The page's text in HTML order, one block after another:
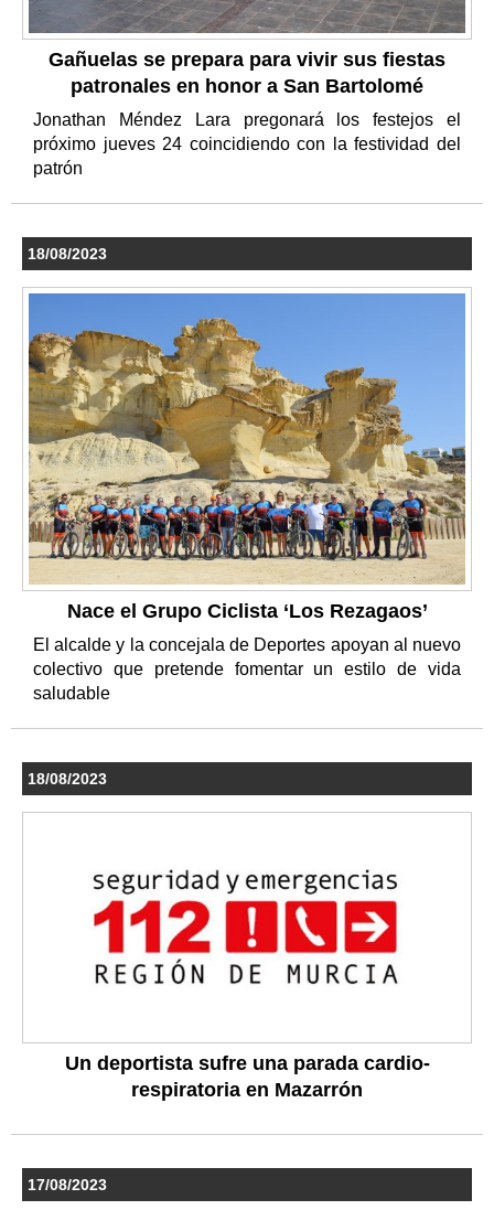
Gañuelas se prepara para vivir sus fiestas
patronales en honor a San Bartolomé
Jonathan Méndez Lara pregonará los festejos el
próximo jueves 24 coincidiendo con la festividad del
patrón
18/08/2023
Nace el Grupo Ciclista ‘Los Rezagaos’
El alcalde y la concejala de Deportes apoyan al nuevo
colectivo que pretende fomentar un estilo de vida
saludable
18/08/2023
Un deportista sufre una parada cardio-
respiratoria en Mazarrón
17/08/2023